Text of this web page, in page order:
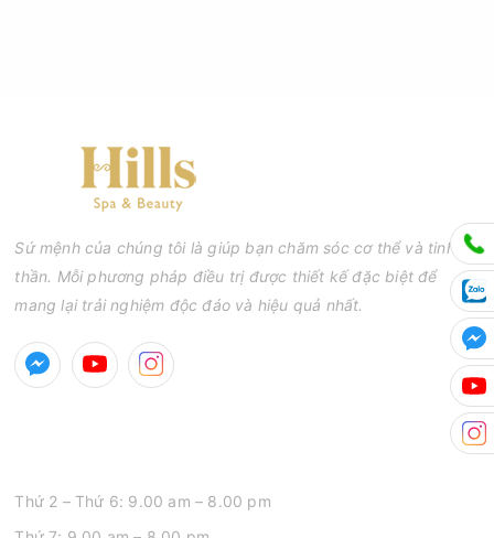
Sứ mệnh của chúng tôi là giúp bạn chăm sóc cơ thể và tinh
thần. Mỗi phương pháp điều trị được thiết kế đặc biệt để
mang lại trải nghiệm độc đáo và hiệu quả nhất.
Thứ 2 – Thứ 6: 9.00 am – 8.00 pm